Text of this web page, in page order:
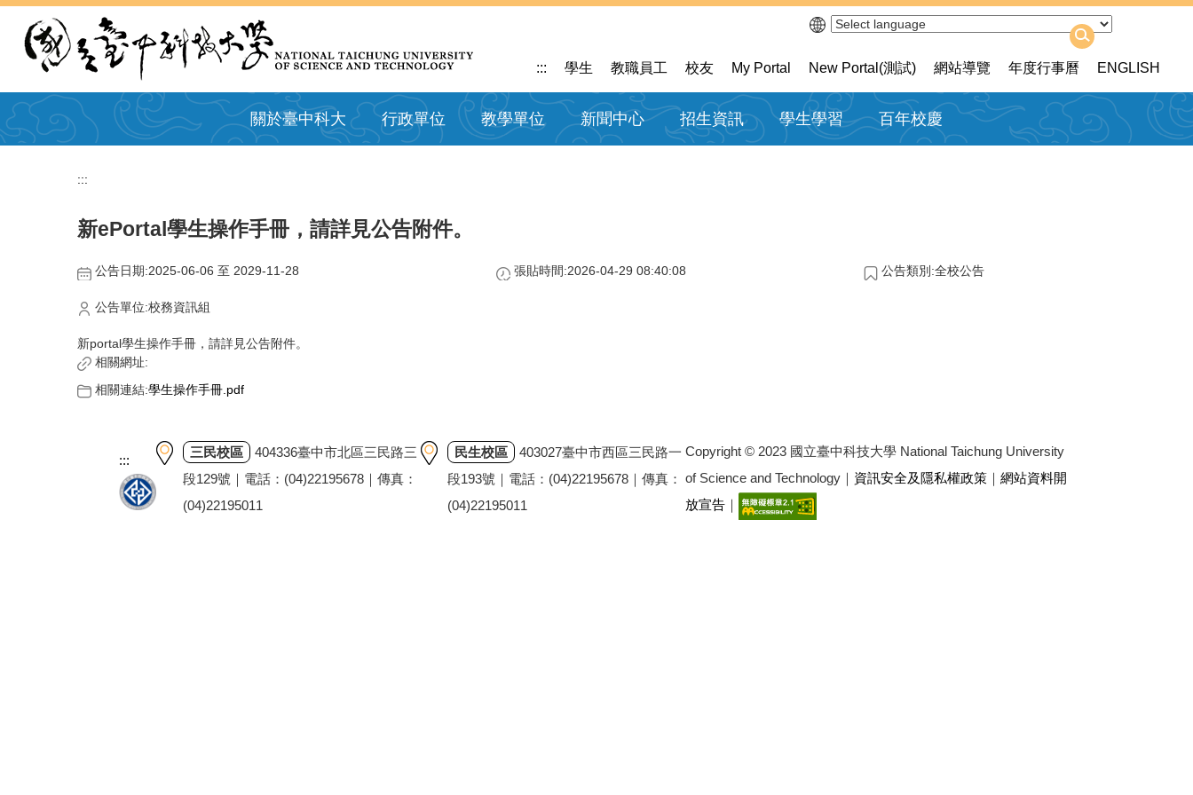
容
區
關於臺中科大 行政單位 教學單位 新聞中心 招生資訊 學生學習 百年校慶
::: 學生 教職員工 校友 My Portal New Portal(測試) 網站導覽 年度行事曆 ENGLISH
:::
新ePortal學生操作手冊，請詳見公告附件。
公告日期:2025-06-06 至 2029-11-28 張貼時間:2026-04-29 08:40:08 公告類別:全校公告
公告單位:校務資訊組
新portal學生操作手冊，請詳見公告附件。
相關網址:
相關連結:學生操作手冊.pdf
:::
三民校區
404336臺中市北區三民路三
段129號｜電話：(04)22195678｜傳真：
(04)22195011
民生校區
403027臺中市西區三民路一
段193號｜電話：(04)22195678｜傳真：
(04)22195011
Copyright © 2023 國立臺中科技大學 National Taichung University
of Science and Technology｜ 資訊安全及隱私權政策｜ 網站資料開
放宣告｜